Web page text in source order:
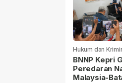
Hukum dan
BNNP Kepri
Peredaran
Malaysia-